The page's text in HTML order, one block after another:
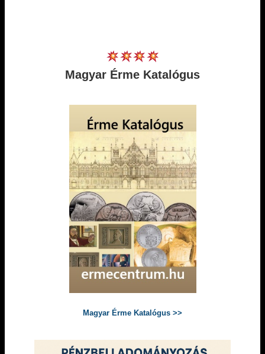
Magyar Érme Katalógus
Magyar Érme Katalógus >>